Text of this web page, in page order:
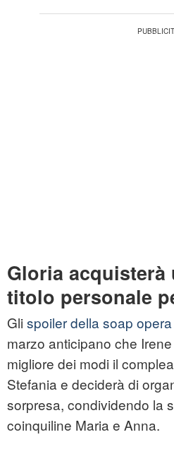
Gloria acquisterà
titolo personale
Gli spoiler della soap opera
marzo anticipano che
migliore dei modi il
Stefania e deciderà di
sorpresa, condividendo la
coinquiline Maria e Anna.